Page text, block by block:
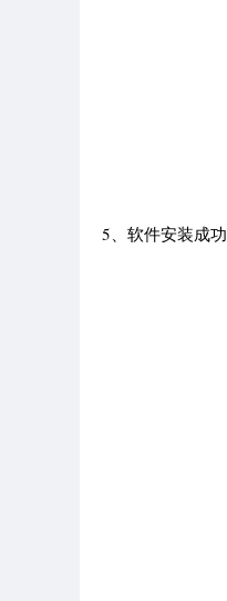
5、软件安装成功